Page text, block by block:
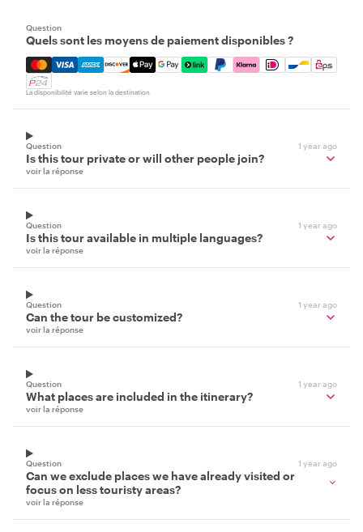
Question
Quels sont les moyens de paiement disponibles ?
Mastercard, Visa, Amex, Discover, Apple Pay, Google
La disponibilité varie selon la destination
Question 1 year ago
Is this tour private or will other people join?
voir la réponse
Question 1 year ago
Is this tour available in multiple languages?
voir la réponse
Question 1 year ago
Can the tour be customized?
voir la réponse
Question 1 year ago
What places are included in the itinerary?
voir la réponse
Question 1 year ago
Can we exclude places we have already visited or
focus on less touristy areas?
voir la réponse